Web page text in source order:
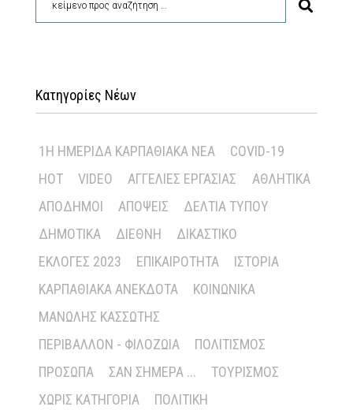
Κατηγορίες Νέων
1Η ΗΜΕΡΊΔΑ ΚΑΡΠΑΘΙΑΚΆ ΝΈΑ
COVID-19
HOT
VIDEO ΑΓΓΕΛΊΕΣ ΕΡΓΑΣΊΑΣ
ΑΘΛΗΤΙΚΆ
ΑΠΌΔΗΜΟΙ
ΑΠΌΨΕΙΣ
ΔΕΛΤΊΑ ΤΎΠΟΥ
ΔΗΜΟΤΙΚΆ
ΔΙΕΘΝΉ
ΔΙΚΑΣΤΙΚΌ
ΕΚΛΟΓΈΣ 2023
ΕΠΙΚΑΙΡΌΤΗΤΑ
ΙΣΤΟΡΊΑ
ΚΑΡΠΑΘΙΑΚΆ ΑΝΈΚΔΟΤΑ
ΚΟΙΝΩΝΙΚΆ
ΜΑΝΏΛΗΣ ΚΑΣΣΏΤΗΣ
ΠΕΡΙΒΆΛΛΟΝ - ΦΙΛΟΖΩΊΑ
ΠΟΛΙΤΙΣΜΌΣ
ΠΡΌΣΩΠΑ
ΣΑΝ ΣΉΜΕΡΑ ...
ΤΟΥΡΙΣΜΌΣ
ΧΩΡΊΣ ΚΑΤΗΓΟΡΊΑ
ΠΟΛΙΤΙΚΉ